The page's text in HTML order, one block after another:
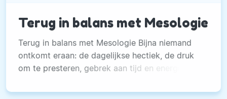
Terug in balans met Mesologie
Terug in balans met Mesologie Bijna niemand
ontkomt eraan: de dagelijkse hectiek, de druk
om te presteren, gebrek aan tijd en energie…
waardoor allerlei klachten kunnen ontstaan.